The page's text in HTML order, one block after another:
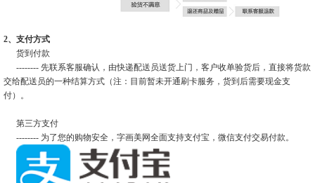
2、支付方式
货到付款
-------- 先联系客服确认，由快递配送员送货上门，客户收单验货后，直接将货款
交给配送员的一种结算方式（注：目前暂未开通刷卡服务，货到后需要现金支
付）。
第三方支付
-------- 为了您的购物安全，字画美网全面支持支付宝，微信支付交易付款。